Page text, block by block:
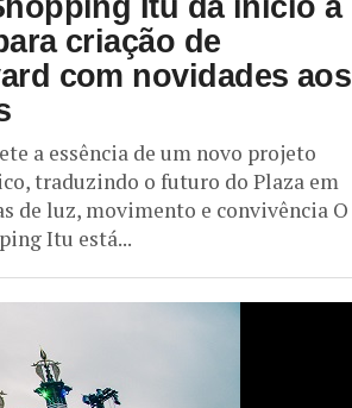
criação de
com novidades aos
a essência de um novo projeto
traduzindo o futuro do Plaza em
de luz, movimento e convivência O
Itu está...